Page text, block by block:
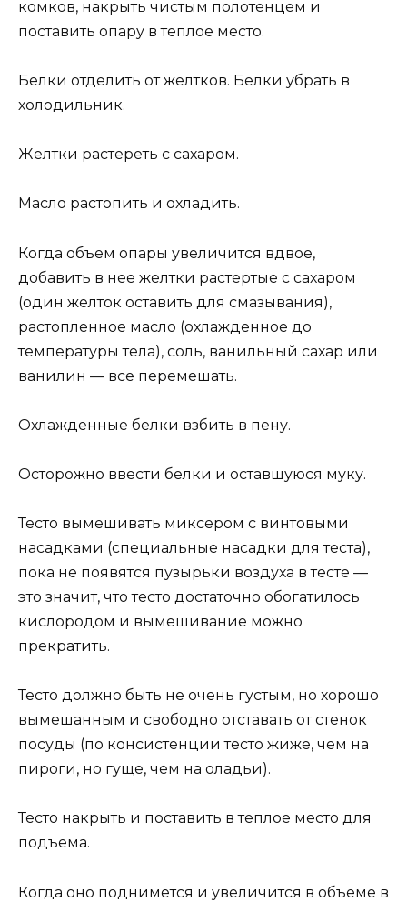
комков, накрыть чистым полотенцем и
поставить опару в теплое место.
Белки отделить от желтков. Белки убрать в
холодильник.
Желтки растереть с сахаром.
Масло растопить и охладить.
Когда объем опары увеличится вдвое,
добавить в нее желтки растертые с сахаром
(один желток оставить для смазывания),
растопленное масло (охлажденное до
температуры тела), соль, ванильный сахар или
ванилин — все перемешать.
Охлажденные белки взбить в пену.
Осторожно ввести белки и оставшуюся муку.
Тесто вымешивать миксером с винтовыми
насадками (специальные насадки для теста),
пока не появятся пузырьки воздуха в тесте —
это значит, что тесто достаточно обогатилось
кислородом и вымешивание можно
прекратить.
Тесто должно быть не очень густым, но хорошо
вымешанным и свободно отставать от стенок
посуды (по консистенции тесто жиже, чем на
пироги, но гуще, чем на оладьи).
Тесто накрыть и поставить в теплое место для
подъема.
Когда оно поднимется и увеличится в объеме в